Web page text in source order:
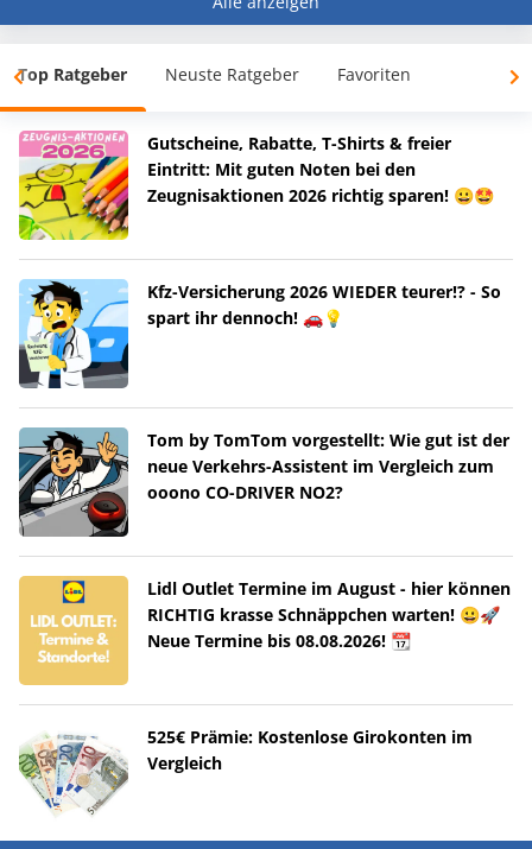
Top Ratgeber Neuste Ratgeber Favoriten
Gutscheine, Rabatte, T-Shirts & freier
Eintritt: Mit guten Noten bei den
Zeugnisaktionen 2026 richtig sparen! 😀🤩
Kfz-Versicherung 2026 WIEDER teurer!? - So
spart ihr dennoch! 🚗💡
Tom by TomTom vorgestellt: Wie gut ist der
neue Verkehrs-Assistent im Vergleich zum
ooono CO-DRIVER NO2?
Lidl Outlet Termine im August - hier können
RICHTIG krasse Schnäppchen warten! 😀🚀
Neue Termine bis 08.08.2026! 📆
525€ Prämie: Kostenlose Girokonten im
Vergleich